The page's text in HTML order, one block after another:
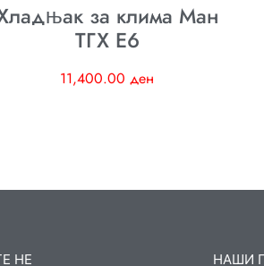
за клима Ман
ТГХ E6
11,400.00 ден
НЕ НАШИ